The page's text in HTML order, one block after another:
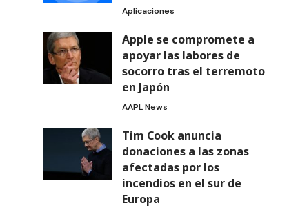
Aplicaciones
Apple se compromete a
apoyar las labores de
socorro tras el terremoto
en Japón
AAPL News
Tim Cook anuncia
donaciones a las zonas
afectadas por los
incendios en el sur de
Europa